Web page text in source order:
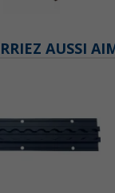
AUSSI